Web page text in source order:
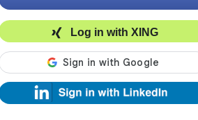
Log in with XING